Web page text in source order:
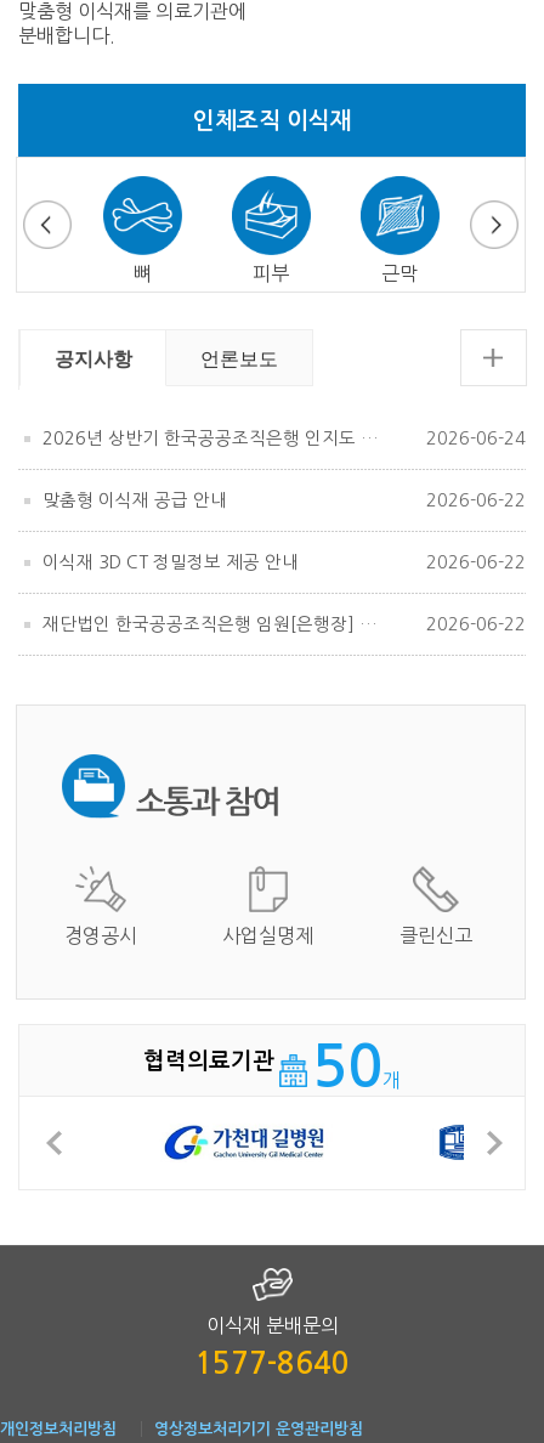
맞춤형 이식재를 의료기관에
분배합니다.
인체조직 이식재
뼈 피부 근막
공지사항 언론보도
2026년 상반기 한국공공조직은행 인지도 조사 2026-06-24
맞춤형 이식재 공급 안내 2026-06-22
이식재 3D CT 정밀정보 제공 안내 2026-06-22
재단법인 한국공공조직은행 임원[은행장] 공개모집 2026-06-22
경영공시 사업실명제 클린신고
협력의료기관 50개
이식재 분배문의
1577-8640
개인정보처리방침 영상정보처리기기 운영관리방침